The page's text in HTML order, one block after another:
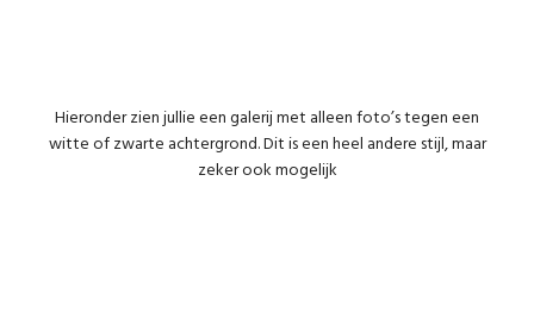
Hieronder zien jullie een galerij met alleen foto’s tegen een
witte of zwarte achtergrond. Dit is een heel andere stijl, maar
zeker ook mogelijk